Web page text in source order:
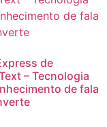
de
– Tecnologia
de fala